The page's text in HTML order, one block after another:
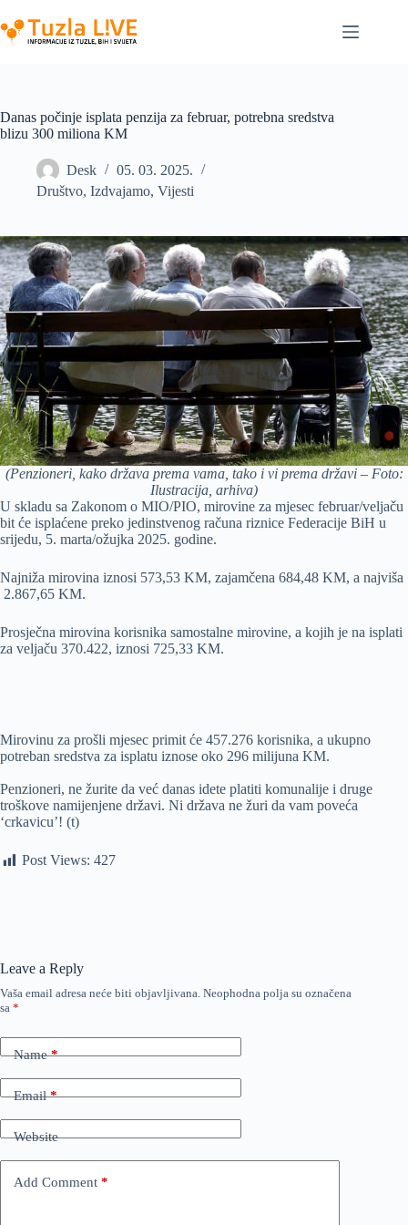
to
content
Danas počinje isplata penzija za februar, potrebna sredstva
blizu 300 miliona KM
Desk
05. 03. 2025.
Društvo, Izdvajamo, Vijesti
(Penzioneri, kako država prema vama, tako i vi prema državi – Foto:
Ilustracija, arhiva)
U skladu sa Zakonom o MIO/PIO, mirovine za mjesec februar/veljaču
bit će isplaćene preko jedinstvenog računa riznice Federacije BiH u
srijedu, 5. marta/ožujka 2025. godine.
Najniža mirovina iznosi 573,53 KM, zajamčena 684,48 KM, a najviša
2.867,65 KM.
Prosječna mirovina korisnika samostalne mirovine, a kojih je na isplati
za veljaču 370.422, iznosi 725,33 KM.
Mirovinu za prošli mjesec primit će 457.276 korisnika, a ukupno
potreban sredstva za isplatu iznose oko 296 milijuna KM.
Penzioneri, ne žurite da već danas idete platiti komunalije i druge
troškove namijenjene državi. Ni država ne žuri da vam poveća
‘crkavicu’! (t)
Post Views: 427
Leave a Reply
Vaša email adresa neće biti objavljivana. Neophodna polja su označena
sa *
Name*
Email*
Website
Add Comment *